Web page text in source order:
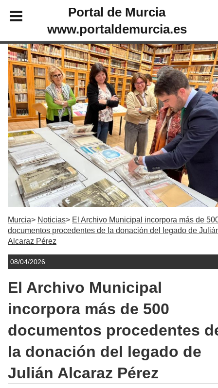
Portal de Murcia
www.portaldemurcia.es
Murcia Noticias
El Archivo Municipal incorpora más de
documentos procedentes de la donación del legado de
Alcaraz Pérez
08/04/2026
El Archivo Municipal
incorpora más de 500
documentos procedentes
la donación del legado de
Julián Alcaraz Pérez